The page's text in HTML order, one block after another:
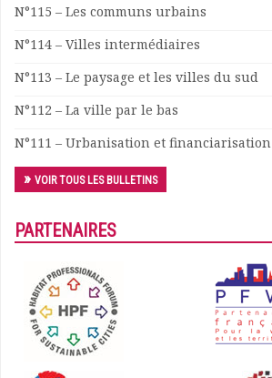
Journées d’études
Concours vidéo
Nos partenaires
Evénements
Documents
Les adhérents
Annuaire
Forum
Nous contacter
N°115 – Les communs urbains
N°114 – Villes intermédiaires
N°113 – Le paysage et les villes du sud
N°112 – La ville par le bas
N°111 – Urbanisation et financiarisation
VOIR TOUS LES BULLETINS
PARTENAIRES